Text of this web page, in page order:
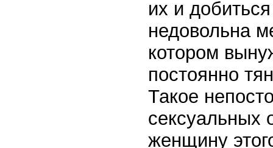
их и
недовольна
котором
постоянно
Такое
сексуальных
женщину